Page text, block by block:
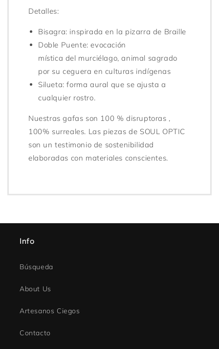
Detalles:
Bisagra: inspirada en la pizarra de Braille
Doble Puente: evocación
mística del murciélago, animal sagrado
por su ceguera en culturas indígenas
Silueta: forma aural que se ajusta a
cualquier rostro.
Nuestras gafas son 100 % disruptoras ,
100% surreales. Las piezas de SOUL OPTIC
son un testimonio de sostenibilidad
elaboradas con materiales conscientes.
Info
Búsqueda
About Us
Artesanos Ciegos
Contacto